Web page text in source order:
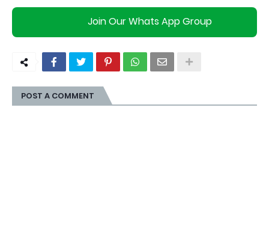
Join Our Whats App Group
POST A COMMENT